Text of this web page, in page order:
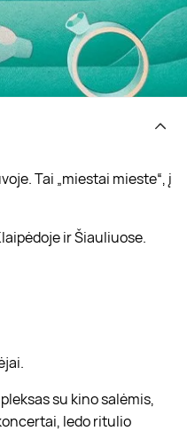
Tai „miestai mieste“, į
ir Šiauliuose.
su kino salėmis,
ledo ritulio